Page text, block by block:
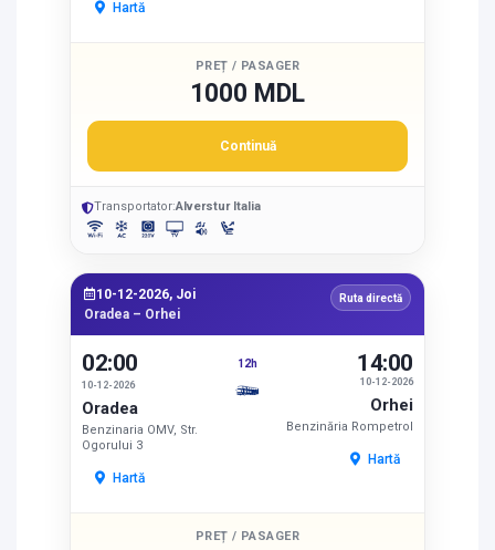
Hartă
PREȚ / PASAGER
1000 MDL
Continuă
Transportator:Alverstur Italia
10-12-2026, Joi
Oradea – Orhei
Ruta directă
02:00
10-12-2026
Oradea
Benzinaria OMV, Str.
Ogorului 3
Hartă
12h
10-12-2026
14:00
Orhei
Benzinăria Rompetrol
Hartă
PREȚ / PASAGER